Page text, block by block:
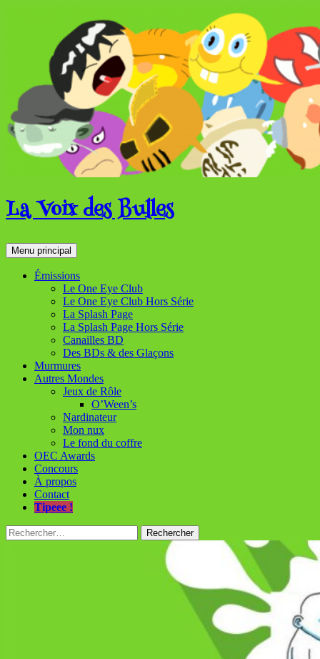
La Voix des Bulles
Recherche
Menu principal
Émissions
Le One Eye Club
Le One Eye Club Hors Série
La Splash Page
La Splash Page Hors Série
Canailles BD
Des BDs & des Glaçons
Murmures
Autres Mondes
Jeux de Rôle
O’Ween’s
Nardinateur
Mon nux
Le fond du coffre
OEC Awards
Concours
À propos
Contact
Tipeee !
Rechercher :